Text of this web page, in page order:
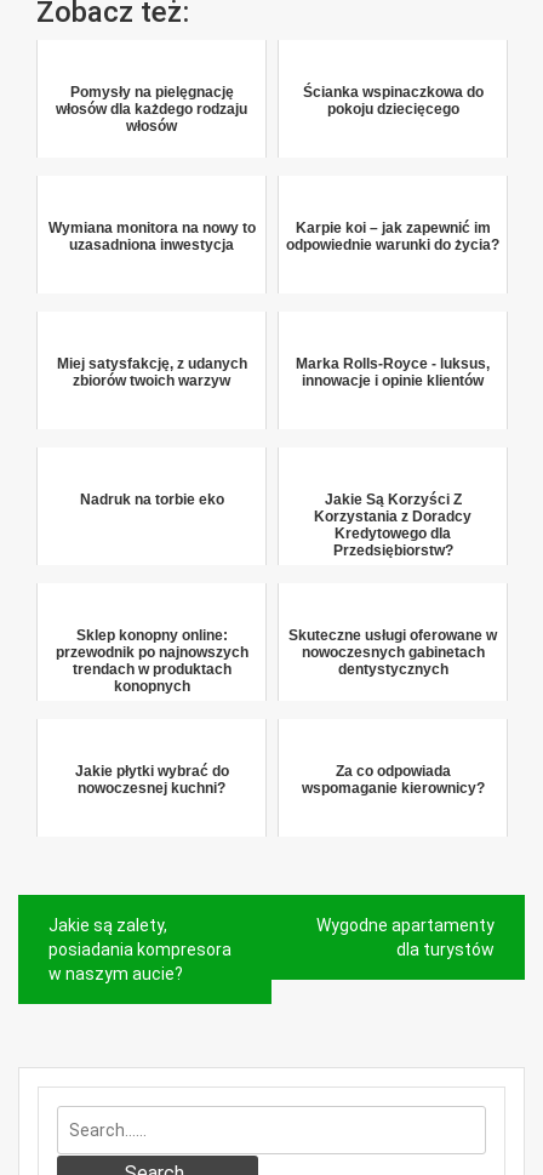
Zobacz też:
Pomysły na pielęgnację
włosów dla każdego rodzaju
włosów
Ścianka wspinaczkowa do
pokoju dziecięcego
Wymiana monitora na nowy to
uzasadniona inwestycja
Karpie koi – jak zapewnić im
odpowiednie warunki do życia?
Miej satysfakcję, z udanych
zbiorów twoich warzyw
Marka Rolls-Royce - luksus,
innowacje i opinie klientów
Nadruk na torbie eko
Jakie Są Korzyści Z
Korzystania z Doradcy
Kredytowego dla
Przedsiębiorstw?
Sklep konopny online:
przewodnik po najnowszych
trendach w produktach
konopnych
Skuteczne usługi oferowane w
nowoczesnych gabinetach
dentystycznych
Jakie płytki wybrać do
nowoczesnej kuchni?
Za co odpowiada
wspomaganie kierownicy?
Nawigacja
wpisu
Jakie są zalety,
posiadania kompresora
w naszym aucie?
Wygodne apartamenty
dla turystów